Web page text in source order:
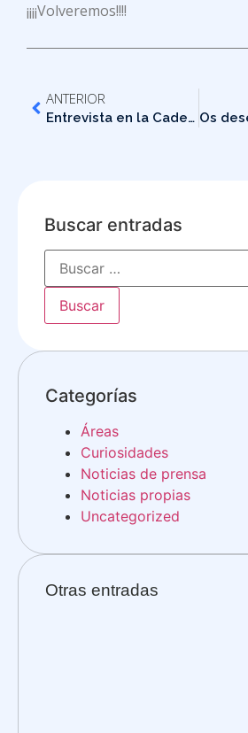
Buscar entradas
Categorías
Áreas
Curiosidades
Noticias de prensa
Noticias propias
Uncategorized
Otras entradas
¡¡¡¡Volveremos!!!!
ANTERIOR
Entrevista en la Cadena SER – Madrid Sur